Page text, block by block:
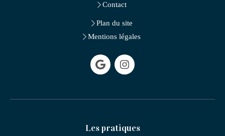
Contact
Plan du site
Mentions légales
Les pratiques